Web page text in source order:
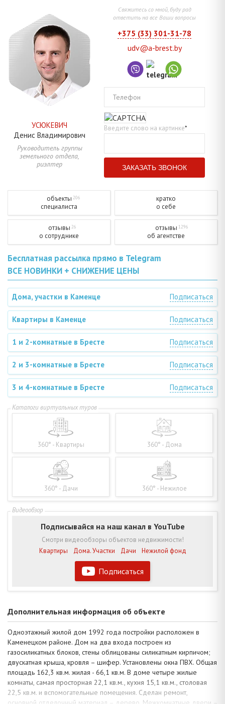
УСЮКЕВИЧ
Денис Владимирович
Руководитель группы
земельного отдела,
риэлтер
Свяжитесь со мной, буду рад
ответить на все Ваши вопросы
+375 (33) 301-31-78
udv@a-brest.by
Телефон
Введите слово на картинке*
объекты 206
специалиста
кратко
о себе
отзывы 26
о сотруднике
отзывы 1296
об агентстве
Бесплатная рассылка прямо в Telegram
ВСЕ НОВИНКИ + СНИЖЕНИЕ ЦЕНЫ
Дома, участки в Каменце Подписаться
Квартиры в Каменце Подписаться
1 и 2-комнатные в Бресте Подписаться
2 и 3-комнатные в Бресте Подписаться
3 и 4-комнатные в Бресте Подписаться
360° - Квартиры 360° - Дома
360° - Дачи 360° - Нежилое
Подписаться
Подписывайся на наш канал в YouTube
Смотри видеообзоры объектов недвижимости!
Квартиры
Дома. Участки Дачи Нежилой фонд
Дополнительная информация об объекте
Одноэтажный жилой дом 1992 года постройки расположен в
Каменецком районе. Дом на два входа построен из
газосиликатных блоков, стены облицованы силикатным кирпичом;
двускатная крыша, кровля – шифер. Установлены окна ПВХ. Общая
площадь 162,3 кв.м. жилая - 66,1 кв.м. В доме четыре жилые
комнаты, самая просторная 22,1 кв.м., кухня 15,1 кв.м., столовая
22,5 кв.м. и вспомогательные помещения. Сделан ремонт,